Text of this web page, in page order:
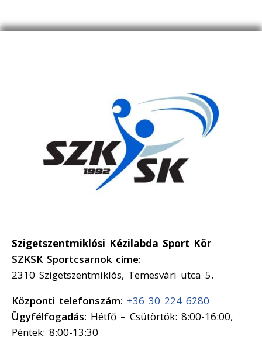
Szigetszentmiklósi Kézilabda Sport Kör
SZKSK Sportcsarnok címe:
2310 Szigetszentmiklós, Temesvári utca 5.
Központi telefonszám: +36 30 224 6280
Ügyfélfogadás: Hétfő – Csütörtök: 8:00-16:00,
Péntek: 8:00-13:30